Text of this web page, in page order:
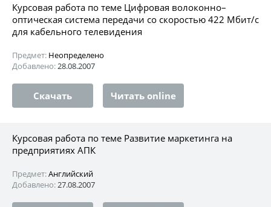
Курсовая работа по теме Цифровая волоконно–
оптическая система передачи со скоростью 422 Мбит/с
для кабельного телевидения
Предмет: Неопределено
Добавлено:28.08.2007
Скачать Читать online
Курсовая работа по теме Развитие маркетинга на
предприятиях АПК
Предмет:Английский
Добавлено:27.08.2007